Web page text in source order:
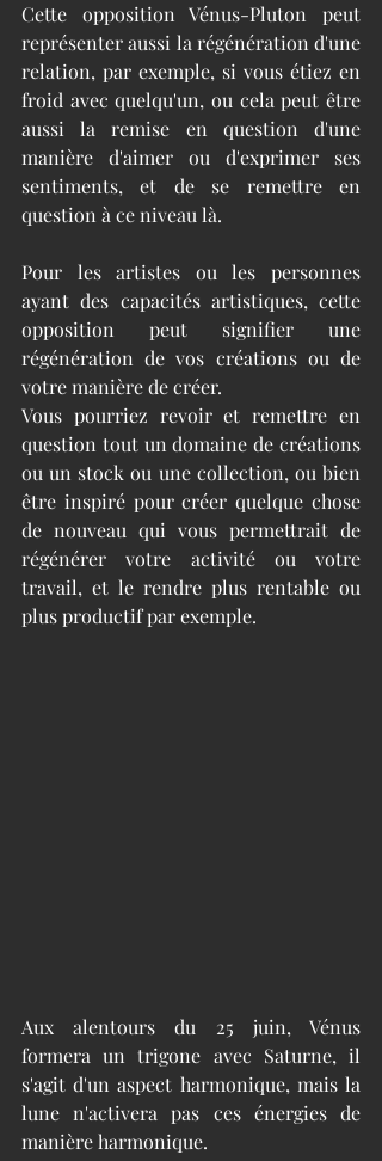
Cette opposition Vénus-Pluton peut
représenter aussi la régénération d'une
relation, par exemple, si vous étiez en
froid avec quelqu'un, ou cela peut être
aussi la remise en question d'une
manière d'aimer ou d'exprimer ses
sentiments, et de se remettre en
question à ce niveau là.
Pour les artistes ou les personnes
ayant des capacités artistiques, cette
opposition peut signifier une
régénération de vos créations ou de
votre manière de créer.
Vous pourriez revoir et remettre en
question tout un domaine de créations
ou un stock ou une collection, ou bien
être inspiré pour créer quelque chose
de nouveau qui vous permettrait de
régénérer votre activité ou votre
travail, et le rendre plus rentable ou
plus productif par exemple.
Aux alentours du 25 juin, Vénus
formera un trigone avec Saturne, il
s'agit d'un aspect harmonique, mais la
lune n'activera pas ces énergies de
manière harmonique.